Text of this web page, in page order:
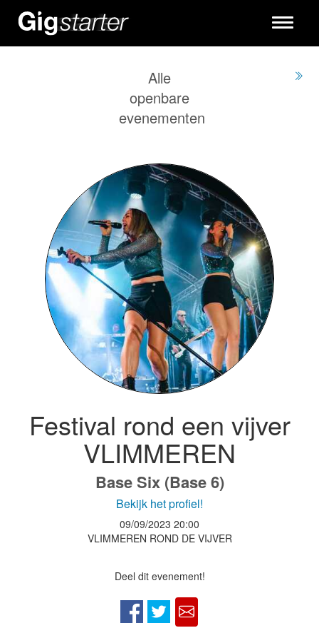
Toggle
Alle
openbare
evenementen
Festival rond een vijver
VLIMMEREN
Base Six (Base 6)
Bekijk het profiel!
09/09/2023 20:00
VLIMMEREN ROND DE VIJVER
Deel dit evenement!